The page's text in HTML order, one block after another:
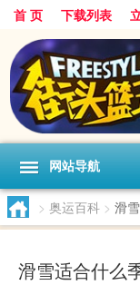
首 页 下载列表
网站导航
> 奥运百科 > 滑
滑雪适合什么